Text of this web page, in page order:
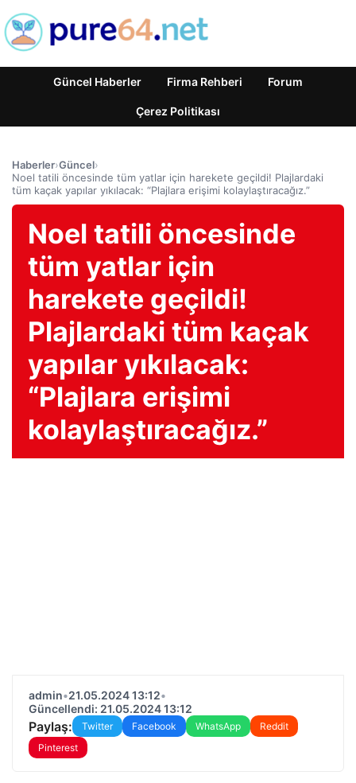
Güncel Haberler Firma Rehberi Forum
Çerez Politikası
Haberler›Güncel›
Noel tatili öncesinde tüm yatlar için harekete geçildi! Plajlardaki
tüm kaçak yapılar yıkılacak: “Plajlara erişimi kolaylaştıracağız.”
Noel tatili öncesinde
tüm yatlar için
harekete geçildi!
Plajlardaki tüm kaçak
yapılar yıkılacak:
“Plajlara erişimi
kolaylaştıracağız.”
admin•21.05.2024 13:12•
Güncellendi: 21.05.2024 13:12
Paylaş: Twitter Facebook WhatsApp
Reddit
Pinterest